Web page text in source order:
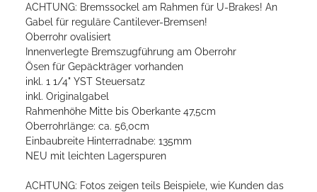
ACHTUNG: Bremssockel am Rahmen für U-Brakes! An
Gabel für reguläre Cantilever-Bremsen!
Oberrohr ovalisiert
Innenverlegte Bremszugführung am Oberrohr
Ösen für Gepäckträger vorhanden
inkl. 1 1/4" YST Steuersatz
inkl. Originalgabel
Rahmenhöhe Mitte bis Oberkante 47,5cm
Oberrohrlänge: ca. 56,0cm
Einbaubreite Hinterradnabe: 135mm
NEU mit leichten Lagerspuren
ACHTUNG: Fotos zeigen teils Beispiele, wie Kunden das